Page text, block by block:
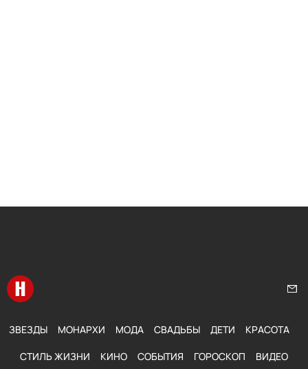
Перейти на главную
ЗВЕЗДЫ МОНАРХИ МОДА СВАДЬБЫ ДЕТИ КРАСОТА
СТИЛЬ ЖИЗНИ КИНО СОБЫТИЯ ГОРОСКОП ВИДЕО